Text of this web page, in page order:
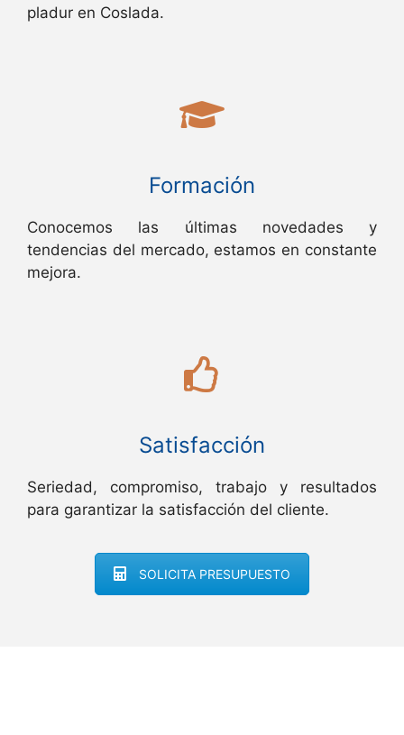
pladur en Coslada.
Formación
Conocemos las últimas novedades y
tendencias del mercado, estamos en constante
mejora.
Satisfacción
Seriedad, compromiso, trabajo y resultados
para garantizar la satisfacción del cliente.
SOLICITA PRESUPUESTO